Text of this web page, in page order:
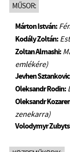
BMC HÁZ
OPUS JAZZ CLUB
BMC RECORDS
ZENEI
BMC
MŰSOR:
Márton István:
Kodály Zoltán:
Zoltan Almashi:
emlékére)
Jevhen
Oleksandr Rodin:
Oleksandr
zenekarra)
Volodymyr